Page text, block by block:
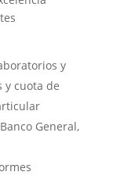
y
y cuota de
General,